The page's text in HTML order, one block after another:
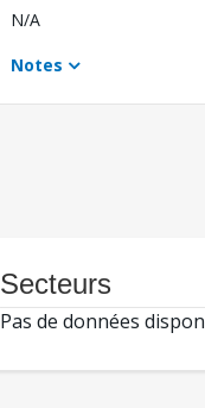
N/A
Notes
Secteurs
Pas de données